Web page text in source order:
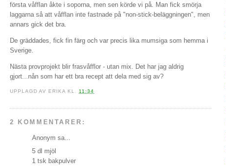
första våfflan åkte i soporna, men sen körde vi på. Man fick smörja
laggarna så att våfflan inte fastnade på "non-stick-beläggningen", men
annars gick det bra.
De gräddades, fick fin färg och var precis lika mumsiga som hemma i
Sverige.
Nästa provprojekt blir frasvåfflor - utan mix. Det har jag aldrig
gjort...nån som har ett bra recept att dela med sig av?
UPPLAGD AV ERIKA KL. 11:34
2 KOMMENTARER:
Anonym sa...
5 dl mjöl
1 tsk bakpulver